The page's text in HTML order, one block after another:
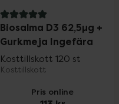
5 av 5 i omdöme
Biosalma D3 62,5µg +
Gurkmeja Ingefära
Kosttillskott 120 st
Kosttillskott
Pris online